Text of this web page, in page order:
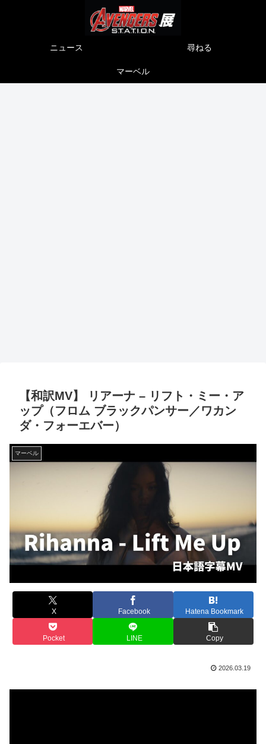
ニュース 尋ねる
マーベル
【和訳MV】 リアーナ – リフト・ミー・ア
ップ（フロム ブラックパンサー／ワカン
ダ・フォーエバー）
マーベル
X Facebook Hatena Bookmark
Pocket LINE Copy
2026.03.19